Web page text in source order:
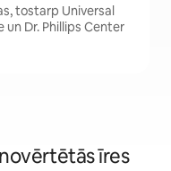
tostarp Universal
Dr. Phillips Center
īres